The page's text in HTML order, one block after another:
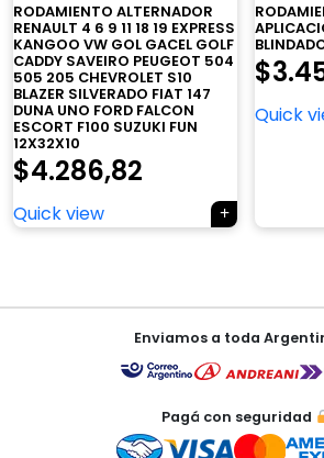
RODAMIENTO ALTERNADOR
RENAULT 4 6 9 11 18 19 EXPRESS
KANGOO VW GOL GACEL GOLF
CADDY SAVEIRO PEUGEOT 504
505 205 CHEVROLET S10
BLAZER SILVERADO FIAT 147
DUNA UNO FORD FALCON
ESCORT F100 SUZUKI FUN
12X32X10
$4.286,82
Quick view
$
Quick
entradas
Enviamos a toda
Pagá con seguridad
Tu carrito está